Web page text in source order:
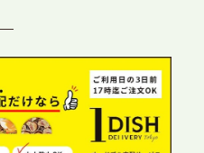
ーティー・ケータリン
の社内親睦が、配属後
会議室で縁日気分を味わ